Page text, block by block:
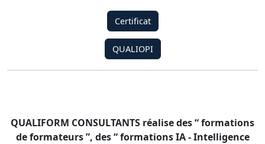
Certificat
QUALIOPI
QUALIFORM CONSULTANTS réalise des “ formations
de formateurs ”, des “ formations IA - Intelligence